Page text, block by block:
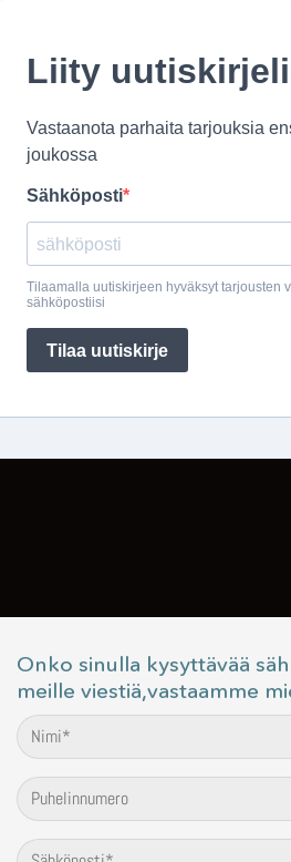
Onko sinulla kysyttävää
meille viestiä,vastaamme